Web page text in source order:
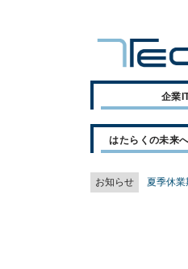
企業
はたらくの未来
お知らせ 夏季休業